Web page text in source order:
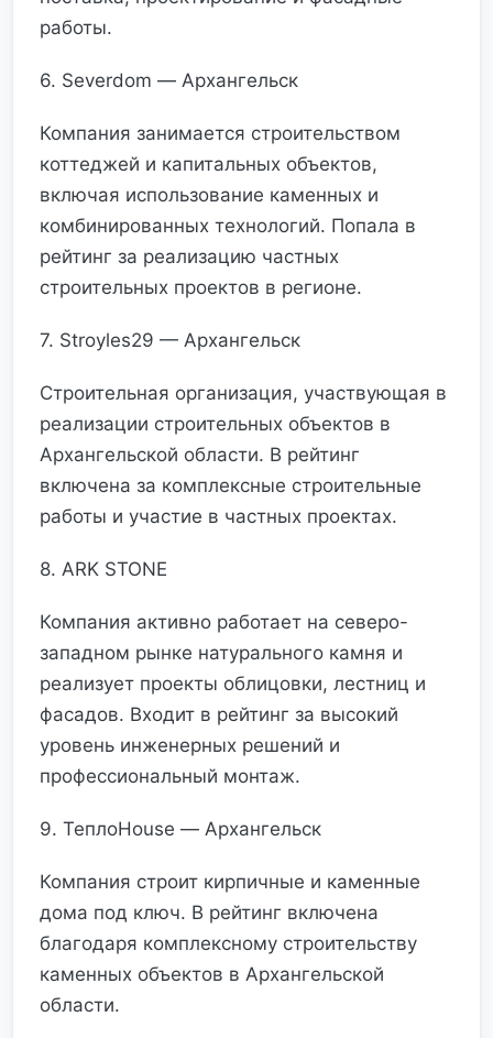
работы.
6. Severdom — Архангельск
Компания занимается строительством
коттеджей и капитальных объектов,
включая использование каменных и
комбинированных технологий. Попала в
рейтинг за реализацию частных
строительных проектов в регионе.
7. Stroyles29 — Архангельск
Строительная организация, участвующая в
реализации строительных объектов в
Архангельской области. В рейтинг
включена за комплексные строительные
работы и участие в частных проектах.
8. ARK STONE
Компания активно работает на северо-
западном рынке натурального камня и
реализует проекты облицовки, лестниц и
фасадов. Входит в рейтинг за высокий
уровень инженерных решений и
профессиональный монтаж.
9. ТеплоHouse — Архангельск
Компания строит кирпичные и каменные
дома под ключ. В рейтинг включена
благодаря комплексному строительству
каменных объектов в Архангельской
области.